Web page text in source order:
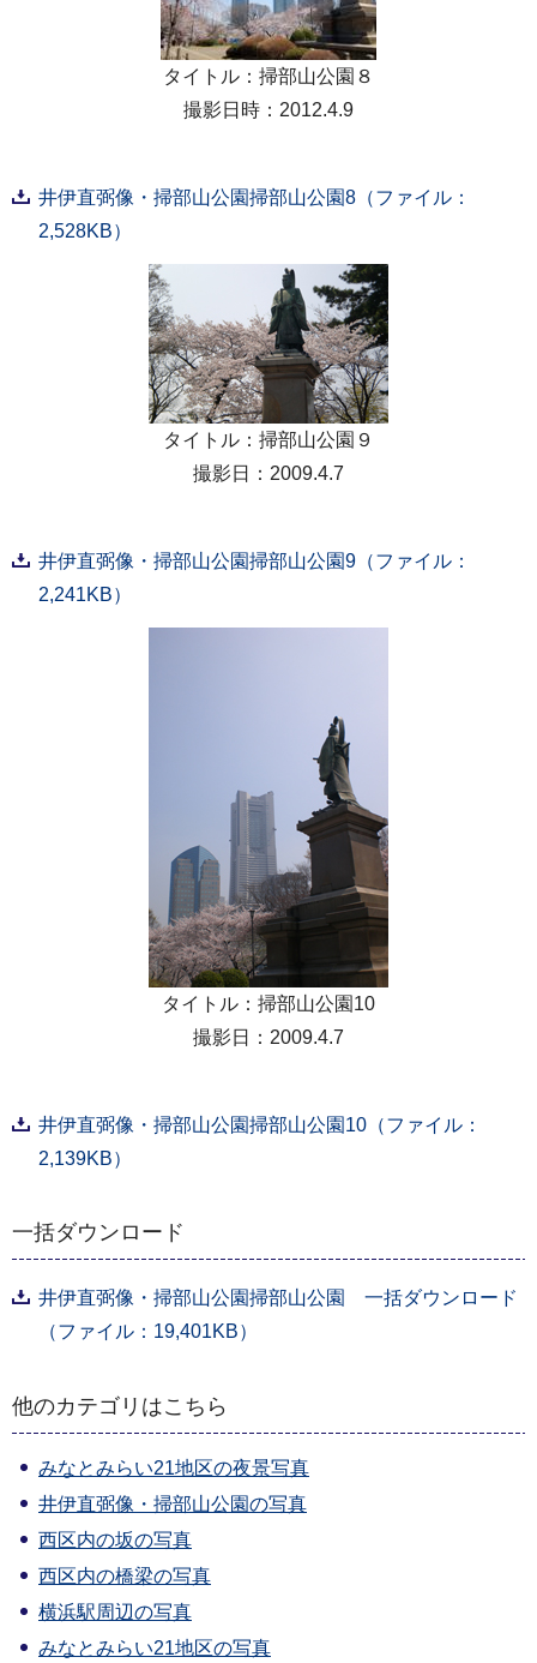
タイトル：掃部山公園８
撮影日時：2012.4.9
井伊直弼像・掃部山公園掃部山公園8（ファイル：
2,528KB）
タイトル：掃部山公園９
撮影日：2009.4.7
井伊直弼像・掃部山公園掃部山公園9（ファイル：
2,241KB）
タイトル：掃部山公園10
撮影日：2009.4.7
井伊直弼像・掃部山公園掃部山公園10（ファイル：
2,139KB）
一括ダウンロード
井伊直弼像・掃部山公園掃部山公園 一括ダウンロード
（ファイル：19,401KB）
他のカテゴリはこちら
みなとみらい21地区の夜景写真
井伊直弼像・掃部山公園の写真
西区内の坂の写真
西区内の橋梁の写真
横浜駅周辺の写真
みなとみらい21地区の写真